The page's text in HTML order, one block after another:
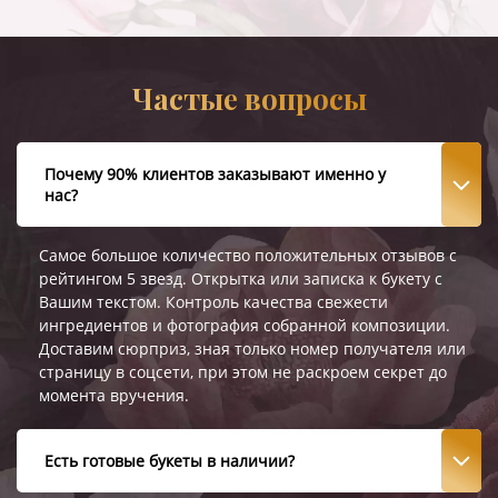
Частые вопросы
Почему 90% клиентов заказывают именно у
нас?
Самое большое количество положительных отзывов с
рейтингом 5 звезд. Открытка или записка к букету с
Вашим текстом. Контроль качества свежести
ингредиентов и фотография собранной композиции.
Доставим сюрприз, зная только номер получателя или
страницу в соцсети, при этом не раскроем секрет до
момента вручения.
Есть готовые букеты в наличии?